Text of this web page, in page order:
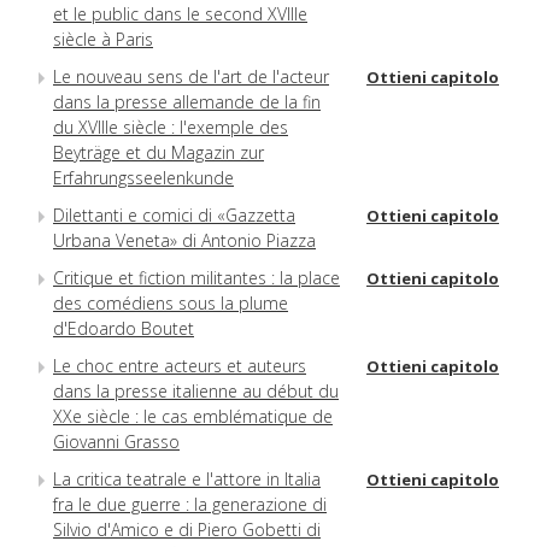
et le public dans le second XVIIIe
siècle à Paris
Le nouveau sens de l'art de l'acteur
dans la presse allemande de la fin
du XVIIIe siècle : l'exemple des
Beyträge et du Magazin zur
Erfahrungsseelenkunde
Ottieni capitolo
Dilettanti e comici di «Gazzetta
Urbana Veneta» di Antonio Piazza
Ottieni capitolo
Critique et fiction militantes : la place
des comédiens sous la plume
d'Edoardo Boutet
Ottieni capitolo
Le choc entre acteurs et auteurs
dans la presse italienne au début du
XXe siècle : le cas emblématique de
Giovanni Grasso
Ottieni capitolo
La critica teatrale e l'attore in Italia
fra le due guerre : la generazione di
Silvio d'Amico e di Piero Gobetti di
Ottieni capitolo